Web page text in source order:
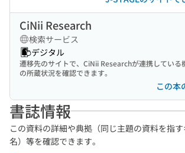
CiNii Research
検索サービス
デジタル
遷移先のサイトで、CiNii Researchが連携している
の所蔵状況を確認できます。
この本
書誌情報
この資料の詳細や典拠（同じ主題の資料を指
名）等を確認できます。